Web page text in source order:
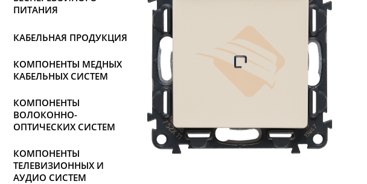
ПИТАНИЯ
КАБЕЛЬНАЯ ПРОДУКЦИЯ
КОМПОНЕНТЫ МЕДНЫХ
КАБЕЛЬНЫХ СИСТЕМ
КОМПОНЕНТЫ
ВОЛОКОННО-
ОПТИЧЕСКИХ СИСТЕМ
КОМПОНЕНТЫ
ТЕЛЕВИЗИОННЫХ И
АУДИО СИСТЕМ